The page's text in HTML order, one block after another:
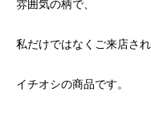
雰囲気の柄で、
私だけではなくご来店さ
イチオシの商品です。